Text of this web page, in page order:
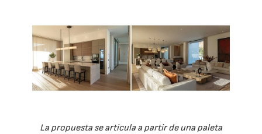
La propuesta se articula a partir de una paleta